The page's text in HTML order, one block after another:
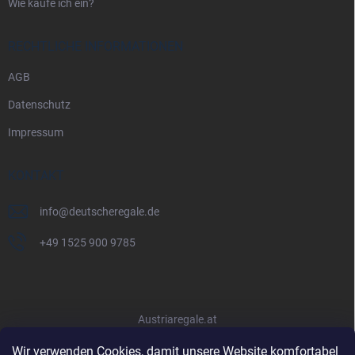
Wir verwenden Cookies, damit unsere Website komfortabel
Wie kaufe ich ein?
RECHTLICHE INFORMATIONEN
AGB
Datenschutz
Impressum
KONTAKT
info@deutscheregale.de
+49 1525 900 9785
Austriaregale.at